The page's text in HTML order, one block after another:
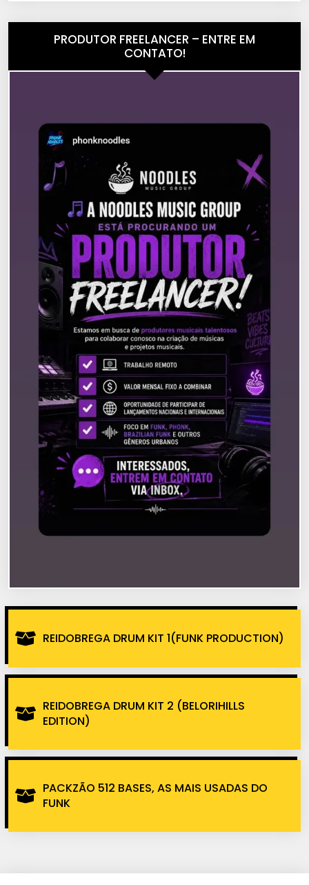
PRODUTOR FREELANCER – ENTRE EM
CONTATO!
REIDOBREGA DRUM KIT 1(FUNK PRODUCTION)
REIDOBREGA DRUM KIT 2 (BELORIHILLS
EDITION)
PACKZÃO 512 BASES, AS MAIS USADAS DO
FUNK